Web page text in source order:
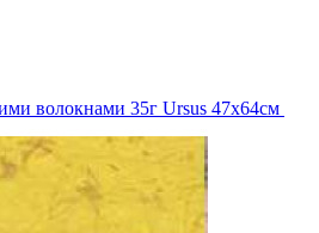
волокнами 35г Ursus 47х64см